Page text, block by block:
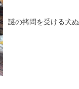
謎の拷問を受ける犬